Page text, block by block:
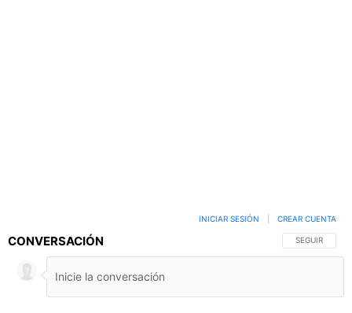
CONVERSACIÓN SIGA ESTA
SEGUIR
INICIAR SESIÓN CREAR CUENTA